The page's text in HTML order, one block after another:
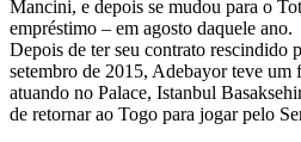
Mancini, e depois se mudou para o
empréstimo – em agosto daquele ano.
Depois de ter seu contrato rescindido
setembro de 2015, Adebayor teve um
atuando no Palace, Istanbul
de retornar ao Togo para jogar pelo